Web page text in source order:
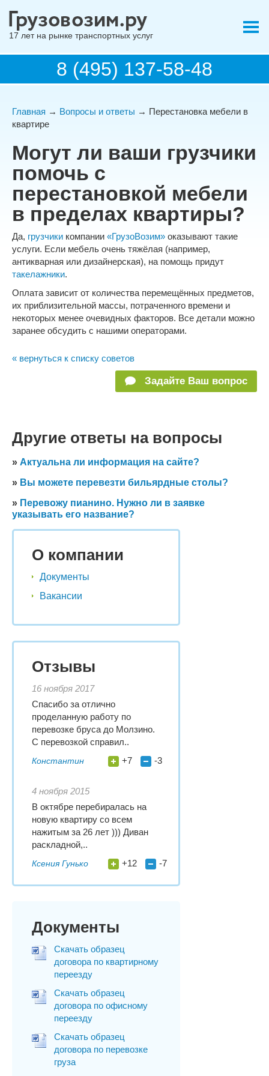
17 лет на рынке транспортных услуг
8 (495) 137-58-48
Главная → Вопросы и ответы → Перестановка мебели в
квартире
Могут ли ваши грузчики
помочь с
перестановкой мебели
в пределах квартиры?
Да, грузчики компании «ГрузоВозим» оказывают такие
услуги. Если мебель очень тяжёлая (например,
антикварная или дизайнерская), на помощь придут
такелажники.
Оплата зависит от количества перемещённых предметов,
их приблизительной массы, потраченного времени и
некоторых менее очевидных факторов. Все детали можно
заранее обсудить с нашими операторами.
« вернуться к списку советов
Задайте Ваш вопрос
Другие ответы на вопросы
» Актуальна ли информация на сайте?
» Вы можете перевезти бильярдные столы?
» Перевожу пианино. Нужно ли в заявке
указывать его название?
О компании
Документы
Вакансии
Отзывы
16 ноября 2017
Спасибо за отлично
проделанную работу по
перевозке бруса до Молзино.
С перевозкой справил..
Константин +7 -3
4 ноября 2015
В октябре перебиралась на
новую квартиру со всем
нажитым за 26 лет ))) Диван
раскладной,..
Ксения Гунько +12 -7
Документы
Скачать образец
договора по квартирному
переезду
Скачать образец
договора по офисному
переезду
Скачать образец
договора по перевозке
груза